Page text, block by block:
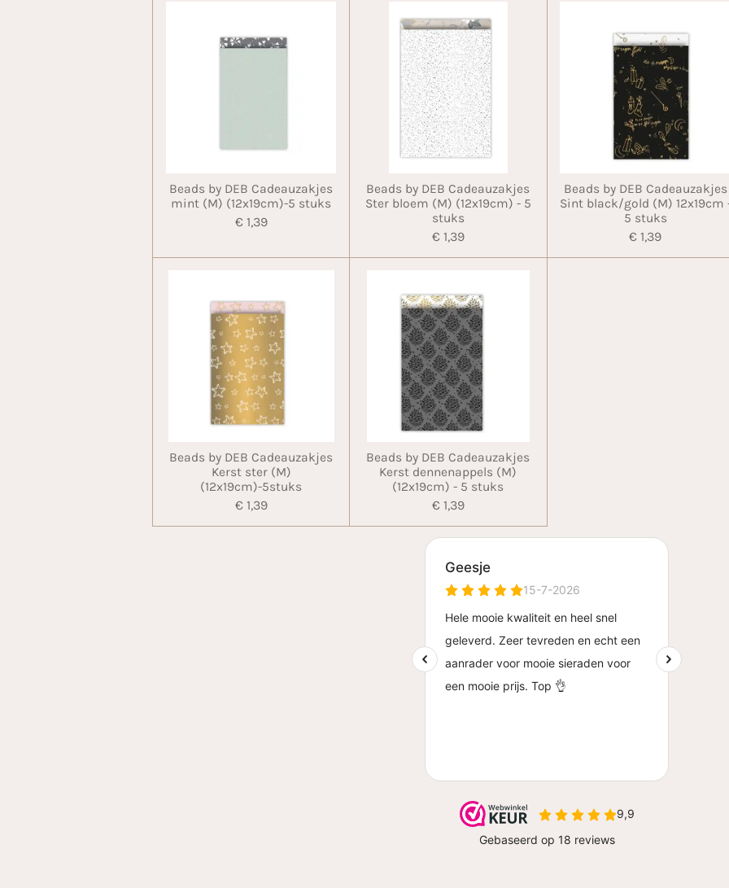
Beads by DEB Cadeauzakjes
mint (M) (12x19cm)-5 stuks
€ 1,39
Beads by DEB Cadeauzakjes
Ster bloem (M) (12x19cm) - 5
stuks
€ 1,39
Beads by DEB Cadeauzakjes
Sint black/gold (M) 12x19cm
5 stuks
€ 1,39
Beads by DEB Cadeauzakjes
Kerst ster (M)
(12x19cm)-5stuks
€ 1,39
Beads by DEB Cadeauzakjes
Kerst dennenappels (M)
(12x19cm) - 5 stuks
€ 1,39